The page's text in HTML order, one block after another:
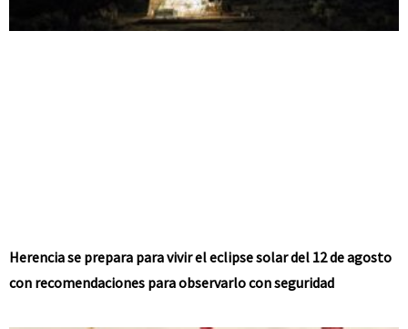
Herencia se prepara para vivir el eclipse solar del 12 de agosto
con recomendaciones para observarlo con seguridad